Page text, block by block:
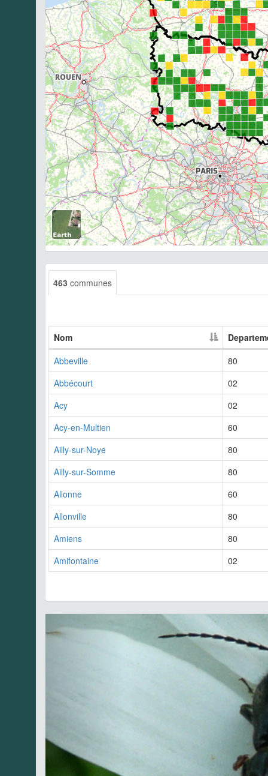
463 communes
Nom
Abbeville
80
Abbécourt
02
Acy
02
Acy-en-Multien
60
Ailly-sur-Noye
80
Ailly-sur-Somme
80
Allonne
60
Allonville
80
Amiens
80
Amifontaine
02